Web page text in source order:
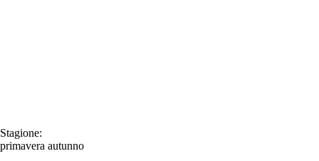
Stagione:
primavera autunno